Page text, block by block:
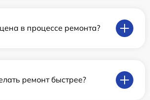
в процессе ремонта?
ремонт быстрее?